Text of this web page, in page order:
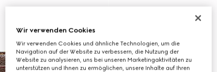
Wir verwenden Cookies
Wir verwenden Cookies und ähnliche Technologien, um die
Navigation auf der Website zu verbessern, die Nutzung der
Website zu analysieren, uns bei unseren Marketingaktivitäten zu
unterstützen und Ihnen zu ermöglichen, unsere Inhalte auf Ihren